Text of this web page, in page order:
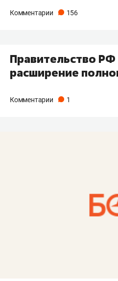
Комментарии 156
​Правительство
расширение
Комментарии 1